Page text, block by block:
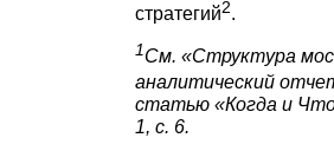
стратегий2.
1 См. «Структура
аналитический
статью «Когда и
1, с. 6.